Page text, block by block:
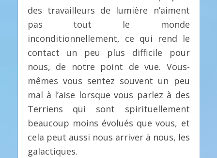
des travailleurs de lumière n’aiment
pas tout le monde
inconditionnellement, ce qui rend le
contact un peu plus difficile pour
nous, de notre point de vue. Vous-
mêmes vous sentez souvent un peu
mal à l’aise lorsque vous parlez à des
Terriens qui sont spirituellement
beaucoup moins évolués que vous, et
cela peut aussi nous arriver à nous, les
galactiques.